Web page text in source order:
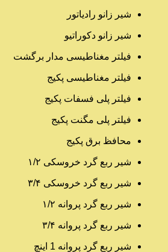
شیر زانو رادیاتور
شیر زانو دکوراتیو
فیلتر مغناطیسی مدار برگشت
فیلتر مغناطیسی پکیج
فیلتر پلی فسفات پکیج
فیلتر پلی مگنت پکیج
محافظ برق پکیج
شیر ربع گرد خروسکی ۱/۲
شیر ربع گرد خروسکی ۳/۴
شیر ربع گرد پروانه ۱/۲
شیر ربع گرد پروانه ۳/۴
شیر ربع گرد پروانه 1 اینچ